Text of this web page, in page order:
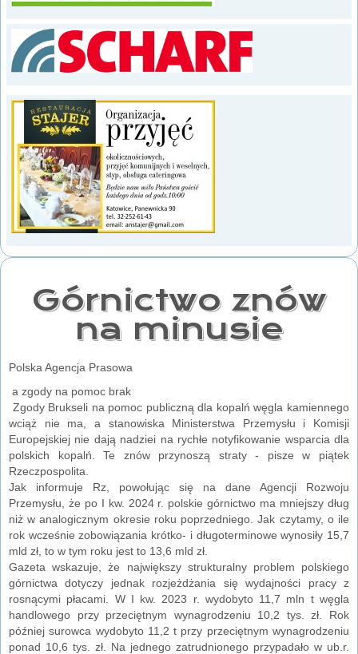
Górnictwo znów
na minusie
Polska Agencja Prasowa
a zgody na pomoc brak
Zgody Brukseli na pomoc publiczną dla kopalń węgla kamiennego
wciąż nie ma, a stanowiska Ministerstwa Przemysłu i Komisji
Europejskiej nie dają nadziei na rychłe notyfikowanie wsparcia dla
polskich kopalń. Te znów przynoszą straty - pisze w piątek
Rzeczpospolita.
Jak informuje Rz, powołując się na dane Agencji Rozwoju
Przemysłu, że po I kw. 2024 r. polskie górnictwo ma mniejszy dług
niż w analogicznym okresie roku poprzedniego. Jak czytamy, o ile
rok wcześnie zobowiązania krótko- i długoterminowe wynosiły 15,7
mld zł, to w tym roku jest to 13,6 mld zł.
Gazeta wskazuje, że największy strukturalny problem polskiego
górnictwa dotyczy jednak rozjeżdżania się wydajności pracy z
rosnącymi płacami. W I kw. 2023 r. wydobyto 11,7 mln t węgla
handlowego przy przeciętnym wynagrodzeniu 10,2 tys. zł. Rok
później surowca wydobyto 11,2 t przy przeciętnym wynagrodzeniu
ponad 10,6 tys. zł. Na jednego zatrudnionego przypadało w ub.r.